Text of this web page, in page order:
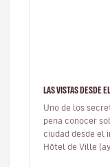
LAS VISTAS DESDE
Uno de los
pena conocer
ciudad desde el
Hôtel de Ville